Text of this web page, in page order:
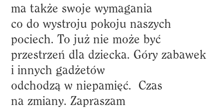
ma także swoje wymagania
co do wystroju pokoju naszych
pociech. To już nie może być
przestrzeń dla dziecka. Góry zabawek
i innych gadżetów
odchodzą w niepamięć. Czas
na zmiany. Zapraszam